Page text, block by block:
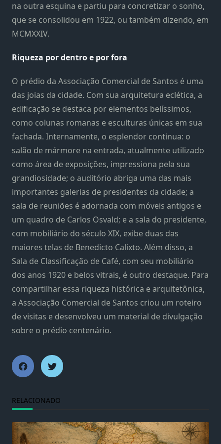
na outra esquina e partiu para concretizar o sonho,
que se consolidou em 1922, ou também dizendo, em
MCMXXIV.
Riqueza por dentro e por fora
O prédio da Associação Comercial de Santos é uma
das joias da cidade. Com sua arquitetura eclética, a
edificação se destaca por elementos belíssimos,
como colunas romanas e esculturas únicas em sua
fachada. Internamente, o esplendor continua: o
salão de mármore na entrada, atualmente utilizado
como área de exposições, impressiona pela sua
grandiosidade; o auditório abriga uma das mais
importantes galerias de presidentes da cidade; a
sala de reuniões é adornada com móveis antigos e
um quadro de Carlos Osvald; e a sala do presidente,
com mobiliário do século XIX, exibe duas das
maiores telas de Benedicto Calixto. Além disso, a
Sala de Classificação de Café, com seu mobiliário
dos anos 1920 e belos vitrais, é outro destaque. Para
compartilhar essa riqueza histórica e arquitetônica,
a Associação Comercial de Santos criou um roteiro
de visitas e desenvolveu um material de divulgação
sobre o prédio centenário.
RELACIONADO